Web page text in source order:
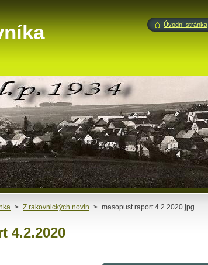
> Z rakovnických novin > masopust raport 4.2.2020.jpg
4.2.2020
Úvodní stránka